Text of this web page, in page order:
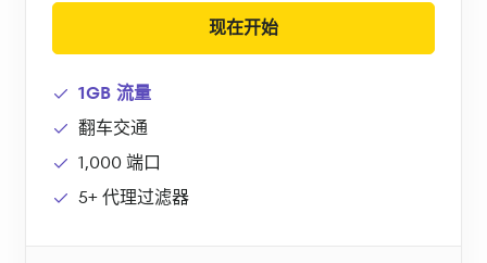
现在开始
1GB 流量
翻车交通
1,000 端口
5+ 代理过滤器